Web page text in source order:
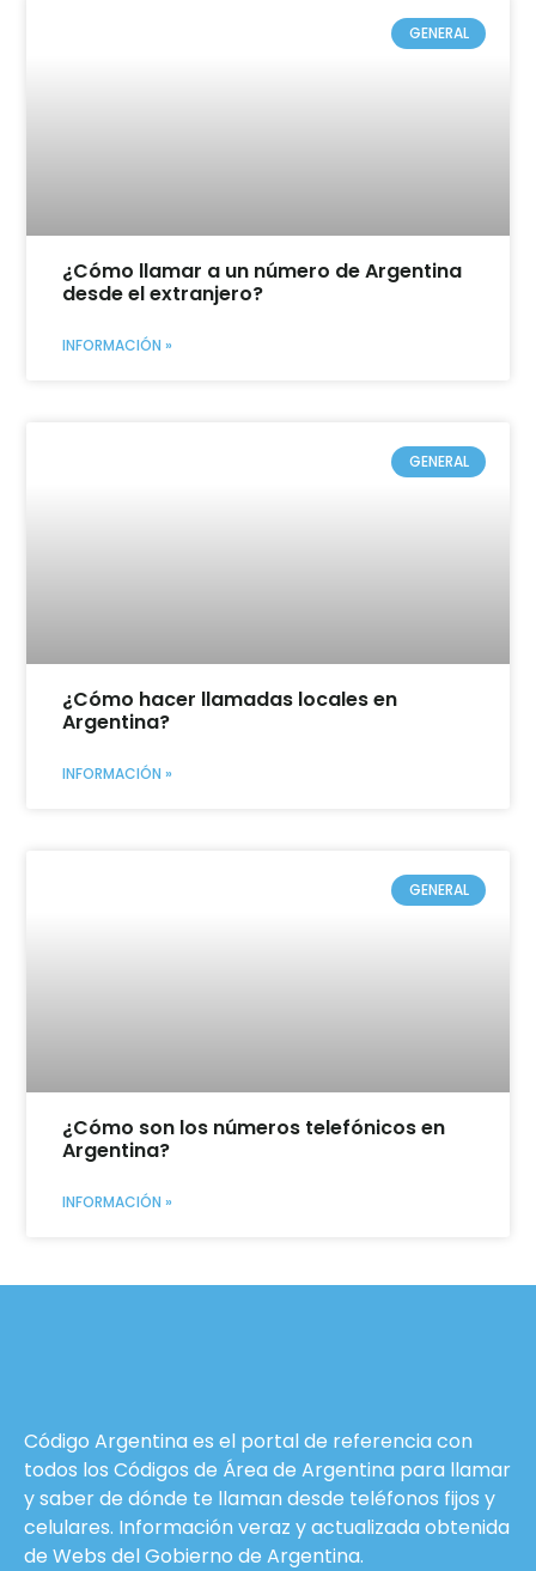
GENERAL
¿Cómo llamar a un número de Argentina
desde el extranjero?
INFORMACIÓN »
GENERAL
¿Cómo hacer llamadas locales en
Argentina?
INFORMACIÓN »
GENERAL
¿Cómo son los números telefónicos en
Argentina?
INFORMACIÓN »
Código Argentina es el portal de referencia con
todos los Códigos de Área de Argentina para llamar
y saber de dónde te llaman desde teléfonos fijos y
celulares. Información veraz y actualizada obtenida
de Webs delGobierno de Argentina.